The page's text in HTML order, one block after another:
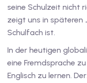
A1
seine Schulzeit nicht
zeigt uns in späteren
Schulfach ist.
In der heutigen
eine Fremdsprache
Englisch zu lernen.